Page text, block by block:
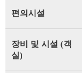
편의시설
장비 및 시설 (객
실)